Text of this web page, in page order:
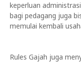
keperluan
bagi pedagang juga
memulai kembali
Rules Gajah juga